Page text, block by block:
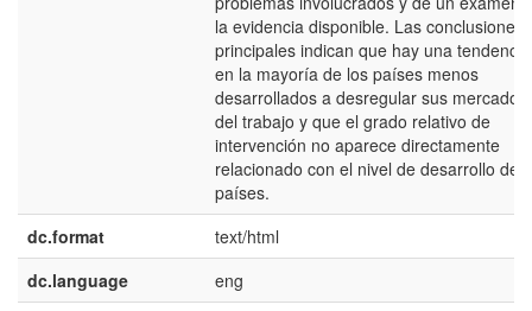
la evidencia disponible. Las conclusiones
principales indican que hay una tendencia
en la mayoría de los países menos
desarrollados a desregular sus mercados
del trabajo y que el grado relativo de
intervención no aparece directamente
relacionado con el nivel de desarrollo de
países.
dc.format
text/html
dc.language
eng